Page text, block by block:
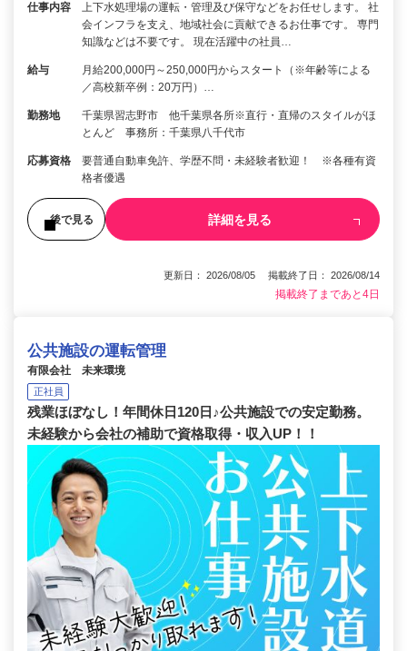
仕事内容
上下水処理場の運転・管理及び保守などをお任せします。 社
会インフラを支え、地域社会に貢献できるお仕事です。 専門
知識などは不要です。 現在活躍中の社員…
給与
月給200,000円～250,000円からスタート（※年齢等による
／高校新卒例：20万円）…
勤務地
千葉県習志野市 他千葉県各所※直行・直帰のスタイルがほ
とんど 事務所：千葉県八千代市
応募資格
要普通自動車免許、学歴不問・未経験者歓迎！ ※各種有資
格者優遇
後で見る 詳細を見る
更新日： 2026/08/05 掲載終了日： 2026/08/14
掲載終了まであと4日
公共施設の運転管理
有限会社 未来環境
正社員
残業ほぼなし！年間休日120日♪公共施設での安定勤務。
未経験から会社の補助で資格取得・収入UP！！